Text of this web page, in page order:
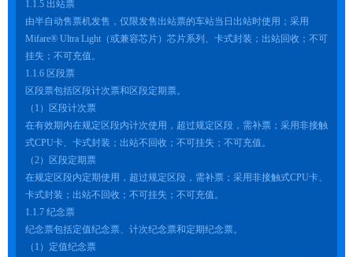
1.1.5 出站票
由半自动售票机发售，仅限发售出站票的车站当日出站时使用；采用
Mifare® Ultra Light（或兼容芯片）芯片系列、卡式封装；出站回收；不可
挂失；不可充值。
1.1.6 区段票
区段票包括区段计次票和区段定期票。
（1）区段计次票
在有效期内在规定区段内计次使用，超过规定区段，需补票；采用非接触
式CPU卡、卡式封装；出站不回收；不可挂失；不可充值。
（2）区段定期票
在规定区段内定期使用，超过规定区段，需补票；采用非接触式CPU卡、
卡式封装；出站不回收；不可挂失；不可充值。
1.1.7 纪念票
纪念票包括定值纪念票、计次纪念票和定期纪念票。
（1）定值纪念票